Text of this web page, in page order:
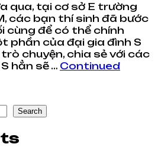
qua, tại cơ sở E trường
các bạn thí sinh đã bước
cùng để có thể chính
phần của đại gia đình S
chuyện, chia sẻ với các
hẳn sẽ … Continued
Search